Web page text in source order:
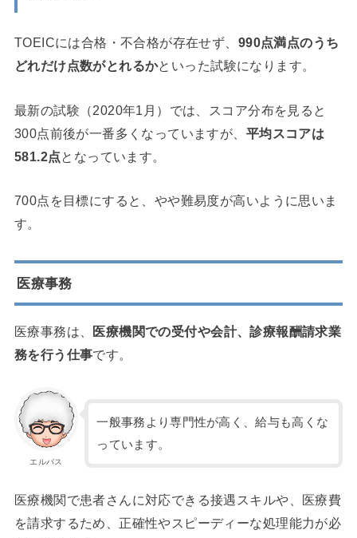
TOEICには合格・不合格が存在せず、 990点満点のうち
どれだけ点数がとれるかといった試験になります。
最新の試験（2020年1月）では、スコア分布を見ると
300点前後が一番多くなっていますが、 平均スコアは
581.2点 となっています。
700点を目標にすると、やや難易度が高いように思いま
す。
医療事務
医療事務は、 医療機関での受付や会計、診療報酬請求業
務を行う仕事です。
エルバス
一般事務より専門性が高く、給与も高くな
っています。
医療機関で患者さんに対応できる接遇スキルや、医療費
を請求するため、正確性やスピーディーな処理能力が必